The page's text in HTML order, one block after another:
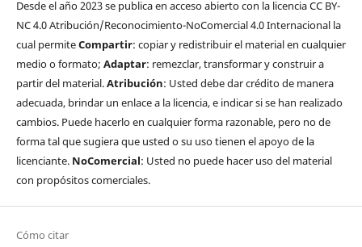
Desde el año 2023 se publica en acceso abierto con la licencia CC BY-
NC 4.0 Atribución/Reconocimiento-NoComercial 4.0 Internacional la
cual permiteCompartir: copiar y redistribuir el material en cualquier
medio o formato; Adaptar: remezclar, transformar y construir a
partir del material.Atribución: Usted debe dar crédito de manera
adecuada, brindar un enlace a la licencia, e indicar si se han realizado
cambios. Puede hacerlo en cualquier forma razonable, pero no de
forma tal que sugiera que usted o su uso tienen el apoyo de la
licenciante. NoComercial: Usted no puede hacer uso del material
con propósitos comerciales.
Cómo citar